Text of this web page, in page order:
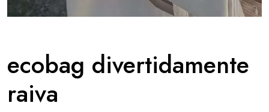
ecobag divertidamente
raiva